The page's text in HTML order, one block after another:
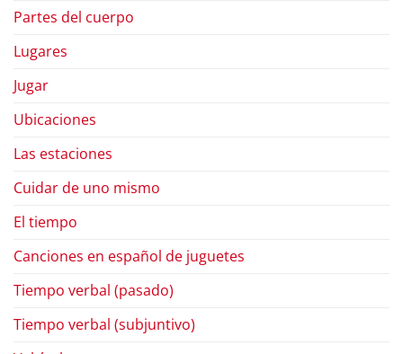
Partes del cuerpo
Lugares
Jugar
Ubicaciones
Las estaciones
Cuidar de uno mismo
El tiempo
Canciones en español de juguetes
Tiempo verbal (pasado)
Tiempo verbal (subjuntivo)